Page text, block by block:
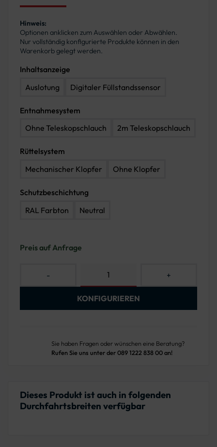
Hinweis:
Optionen anklicken zum Auswählen oder Abwählen.
Nur vollständig konfigurierte Produkte können in den
Warenkorb gelegt werden.
Inhaltsanzeige
Auslotung
Digitaler Füllstandssensor
Entnahmesystem
Ohne Teleskopschlauch
2m Teleskopschlauch
Rüttelsystem
Mechanischer Klopfer
Ohne Klopfer
Schutzbeschichtung
RAL Farbton
Neutral
Preis auf Anfrage
- +
KONFIGURIEREN
Sie haben Fragen oder wünschen eine Beratung?
Rufen Sie uns unter der 089 1222 838 00 an!
Dieses Produkt ist auch in folgenden
Durchfahrtsbreiten verfügbar